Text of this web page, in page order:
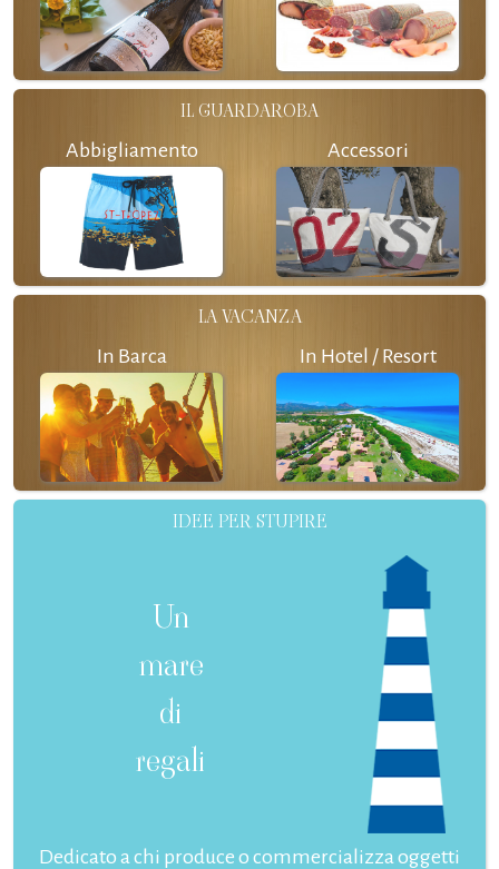
IL GUARDAROBA
Abbigliamento Accessori
LA VACANZA
In Barca In Hotel / Resort
IDEE PER STUPIRE
Un
mare
di
regali
Dedicato a chi produce o commercializza oggetti